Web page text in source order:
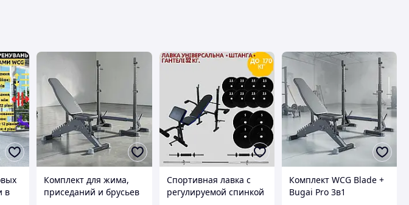
в
Комплект для жима,
приседаний и брусьев
Спортивная лавка с
регулируемой спинкой
Комплект WCG Blade +
Bugai Pro 3в1